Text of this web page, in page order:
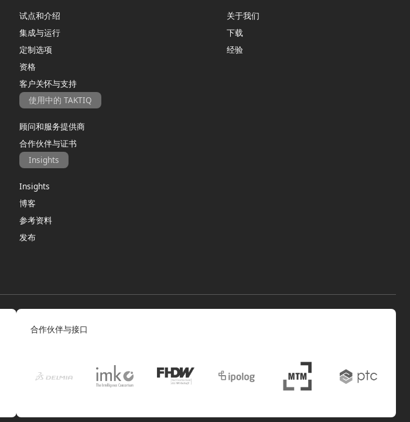
试点和介绍
集成与运行
定制选项
资格
客户关怀与支持
使用中的 TAKTIQ
顾问和服务提供商
合作伙伴与证书
Insights
Insights
博客
参考资料
发布
关于我们
下载
经验
合作伙伴与接口